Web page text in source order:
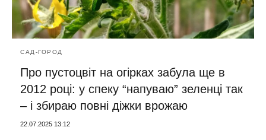
САД-ГОРОД
Про пустоцвіт на огірках забула ще в
2012 році: у спеку “напуваю” зеленці так
– і збираю повні діжки врожаю
22.07.2025 13:12